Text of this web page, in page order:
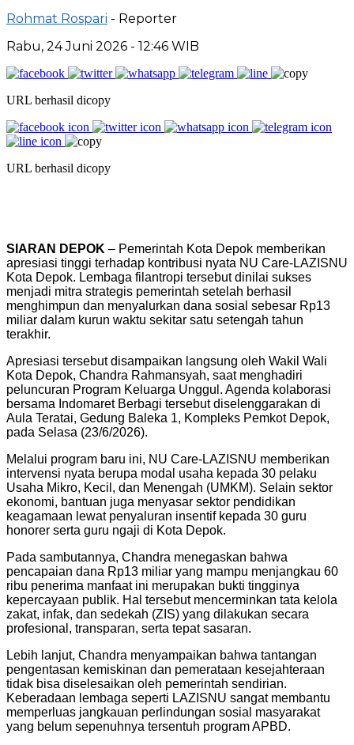
Rohmat Rospari - Reporter
Rabu, 24 Juni 2026 - 12:46 WIB
URL berhasil dicopy
URL berhasil dicopy
SIARAN DEPOK – Pemerintah Kota Depok memberikan
apresiasi tinggi terhadap kontribusi nyata NU Care-LAZISNU
Kota Depok. Lembaga filantropi tersebut dinilai sukses
menjadi mitra strategis pemerintah setelah berhasil
menghimpun dan menyalurkan dana sosial sebesar Rp13
miliar dalam kurun waktu sekitar satu setengah tahun
terakhir.
Apresiasi tersebut disampaikan langsung oleh Wakil Wali
Kota Depok, Chandra Rahmansyah, saat menghadiri
peluncuran Program Keluarga Unggul. Agenda kolaborasi
bersama Indomaret Berbagi tersebut diselenggarakan di
Aula Teratai, Gedung Baleka 1, Kompleks Pemkot Depok,
pada Selasa (23/6/2026).
Melalui program baru ini, NU Care-LAZISNU memberikan
intervensi nyata berupa modal usaha kepada 30 pelaku
Usaha Mikro, Kecil, dan Menengah (UMKM). Selain sektor
ekonomi, bantuan juga menyasar sektor pendidikan
keagamaan lewat penyaluran insentif kepada 30 guru
honorer serta guru ngaji di Kota Depok.
Pada sambutannya, Chandra menegaskan bahwa
pencapaian dana Rp13 miliar yang mampu menjangkau 60
ribu penerima manfaat ini merupakan bukti tingginya
kepercayaan publik. Hal tersebut mencerminkan tata kelola
zakat, infak, dan sedekah (ZIS) yang dilakukan secara
profesional, transparan, serta tepat sasaran.
Lebih lanjut, Chandra menyampaikan bahwa tantangan
pengentasan kemiskinan dan pemerataan kesejahteraan
tidak bisa diselesaikan oleh pemerintah sendirian.
Keberadaan lembaga seperti LAZISNU sangat membantu
memperluas jangkauan perlindungan sosial masyarakat
yang belum sepenuhnya tersentuh program APBD.